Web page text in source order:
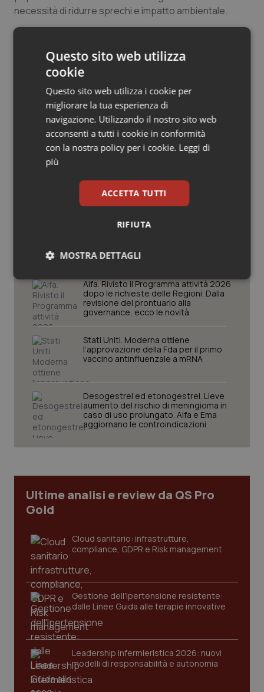
Salute orale & impianti
Tiroide
Tumore al seno
Tumore ovarico
Tumori del Polmone & Testa Collo
Tumori gastrointestinali
Ulcera & Reflusso
Vaccini
necessità di ridurre sprechi e impatto ambientale.
03 Luglio 2026
© Riproduzione riservata
Potrebbe interessarti in
Scienza e Farmaci
miliardi (+6%). Prosegue il boom dei
OsMed 2025
Aifa. Rivisto il Programma attività 2026
dopo le richieste delle Regioni. Dalla
revisione del prontuario alla
governance, ecco le novità
Stati Uniti. Moderna ottiene
l’approvazione della Fda per il primo
vaccino antinfluenzale a mRNA
Desogestrel ed etonogestrel. Lieve
aumento del rischio di meningioma in
caso di uso prolungato. Aifa e Ema
aggiornano le controindicazioni
Ultime analisi e review da QS Pro
Gold
Cloud sanitario: infrastrutture,
compliance, GDPR e Risk management
Gestione dell'Ipertensione resistente:
dalle Linee Guida alle terapie innovative
Leadership Infermieristica 2026: nuovi
modelli di responsabilità e autonomia
Questo sito web utilizza
cookie
Questo sito web utilizza i cookie per
migliorare la tua esperienza di
navigazione. Utilizzando il nostro sito web
acconsenti a tutti i cookie in conformità
con la nostra policy per i cookie. Leggi di
più
ACCETTA TUTTI
RIFIUTA
MOSTRA DETTAGLI
Necessari Statistici Marketing
Necessari Statistici Marketing
I cookie necessari contribuiscono a rendere fruibile il
sito web abilitandone funzionalità di base quali la
navigazione sulle pagine e l'accesso alle aree
protette del sito. Il sito web non è in grado di
funzionare correttamente senza questi cookie.
CookieScriptConsent
CookieScript
www.quotidianosanita.it